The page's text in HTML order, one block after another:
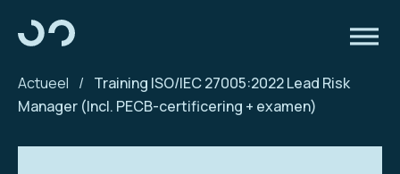
Actueel / Training ISO/IEC 27005:2022 Lead Risk
Manager (Incl. PECB-certificering + examen)